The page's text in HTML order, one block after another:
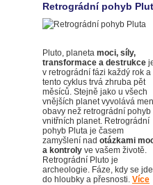
Retrográdní pohyb
Pluto, planeta moci, síly,
transformace a destrukce
v retrográdní fázi každý rok a
tento cyklus trvá zhruba pět
měsíců. Stejně jako u všech
vnějších planet vyvolává
obavy než retrográdní pohyb
vnitřních planet. Retrográdní
pohyb Pluta je časem
zamyšlení nad otázkami
a kontroly ve vašem životě.
Retrográdní Pluto je
archeologie. Fáze, kdy se jde
do hloubky a přesnosti. Více